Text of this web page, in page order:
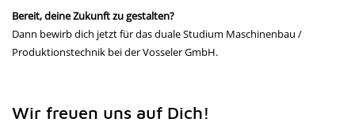
Bereit, deine Zukunft zu gestalten?
Dann bewirb dich jetzt für das duale Studium Maschinenbau /
Produktionstechnik bei der Vosseler GmbH.
Wir freuen uns auf Dich!